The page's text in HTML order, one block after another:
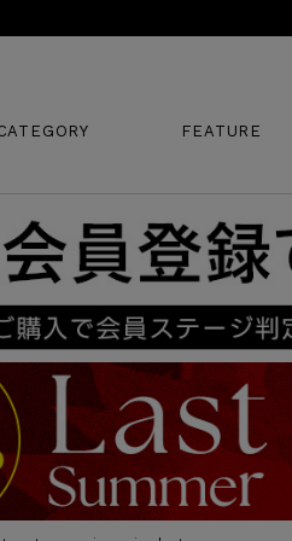
FEATURE
販売タイプ
新着
SALE
カラー